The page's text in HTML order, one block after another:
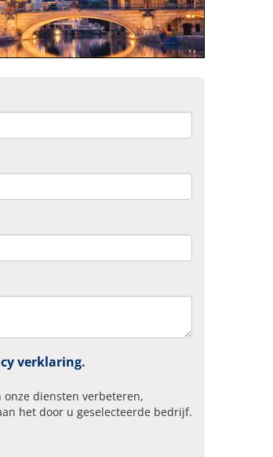
verklaring.
diensten verbeteren,
het door u geselecteerde bedrijf.